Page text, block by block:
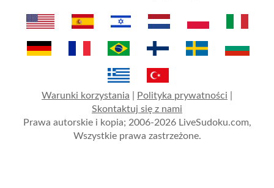
Warunki korzystania Polityka prywatności
Skontaktuj się z nami
Prawa autorskie i kopia; 2006-2026 LiveSudoku.com,
Wszystkie prawa zastrzeżone.